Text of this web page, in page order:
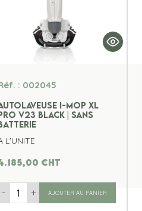
: 002045
I-MOP XL
V23 BLACK | SANS
L'UNITE
€ht
- + AJOUTER AU PANIER